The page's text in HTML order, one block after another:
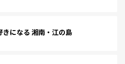
になる 湘南・江の島